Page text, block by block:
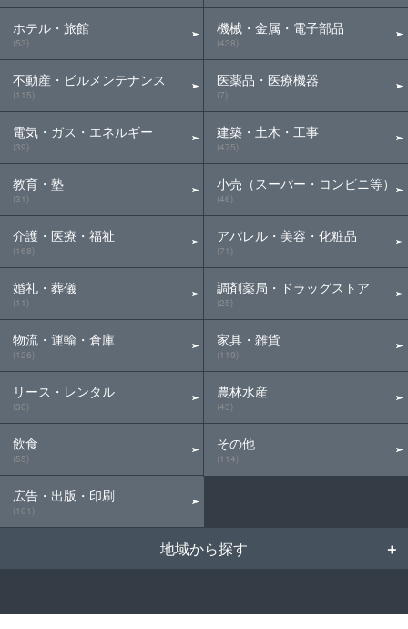
ホテル・旅館
(53)
不動産・ビルメンテナンス
(115)
電気・ガス・エネルギー
(39)
教育・塾
(31)
介護・医療・福祉
(168)
婚礼・葬儀
(11)
物流・運輸・倉庫
(126)
リース・レンタル
(30)
飲食
(55)
広告・出版・印刷
(101)
機械・金属・電子部品
(438)
医薬品・医療機器
(7)
建築・土木・工事
(475)
小売（スーパー・コンビニ等）
(46)
アパレル・美容・化粧品
(71)
調剤薬局・ドラッグストア
(25)
家具・雑貨
(119)
農林水産
(43)
その他
(114)
地域から探す